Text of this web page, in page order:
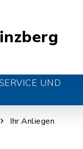
UND
Ihr Anliegen